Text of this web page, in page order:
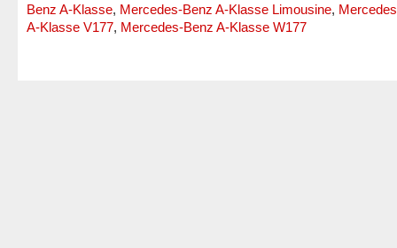
Benz A-Klasse, Mercedes-Benz A-Klasse Limousine,
A-Klasse V177, Mercedes-Benz A-Klasse W177